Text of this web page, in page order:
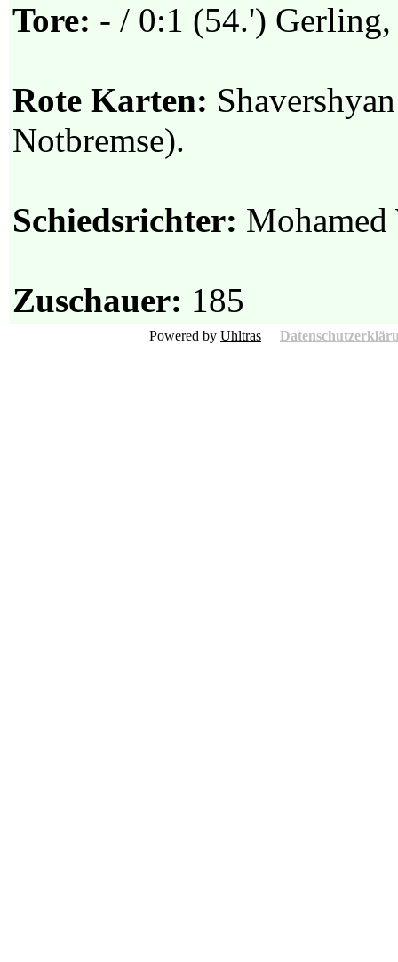
Tore: - / 0:1 (54.')
Rote Karten:
Notbremse).
Schiedsrichter:
Zuschauer: 185
Powered by Uhltras